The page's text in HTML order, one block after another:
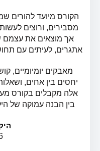
המדריך המלא
הקורס מיועד להורים
מסבירים, ורוצים
אך מוצאים את עצמם
אתגרים, לעיתים עם
מאבקים יומיומיים,
יחסים בין אחים,
אלה מקבלים בקורס
בין הבנה עמוקה של